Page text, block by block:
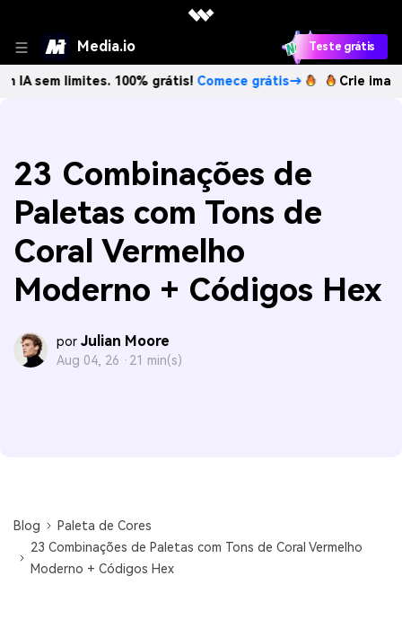
Media.io Teste grátis
limites. 100% grátis!Comece grátis→ Crie imagens com
23 Combinações de
Paletas com Tons de
Coral Vermelho
Moderno + Códigos Hex
por Julian Moore
Aug 04, 26 · 21 min(s)
Blog
Paleta de Cores
23 Combinações de Paletas com Tons de Coral Vermelho
Moderno + Códigos Hex